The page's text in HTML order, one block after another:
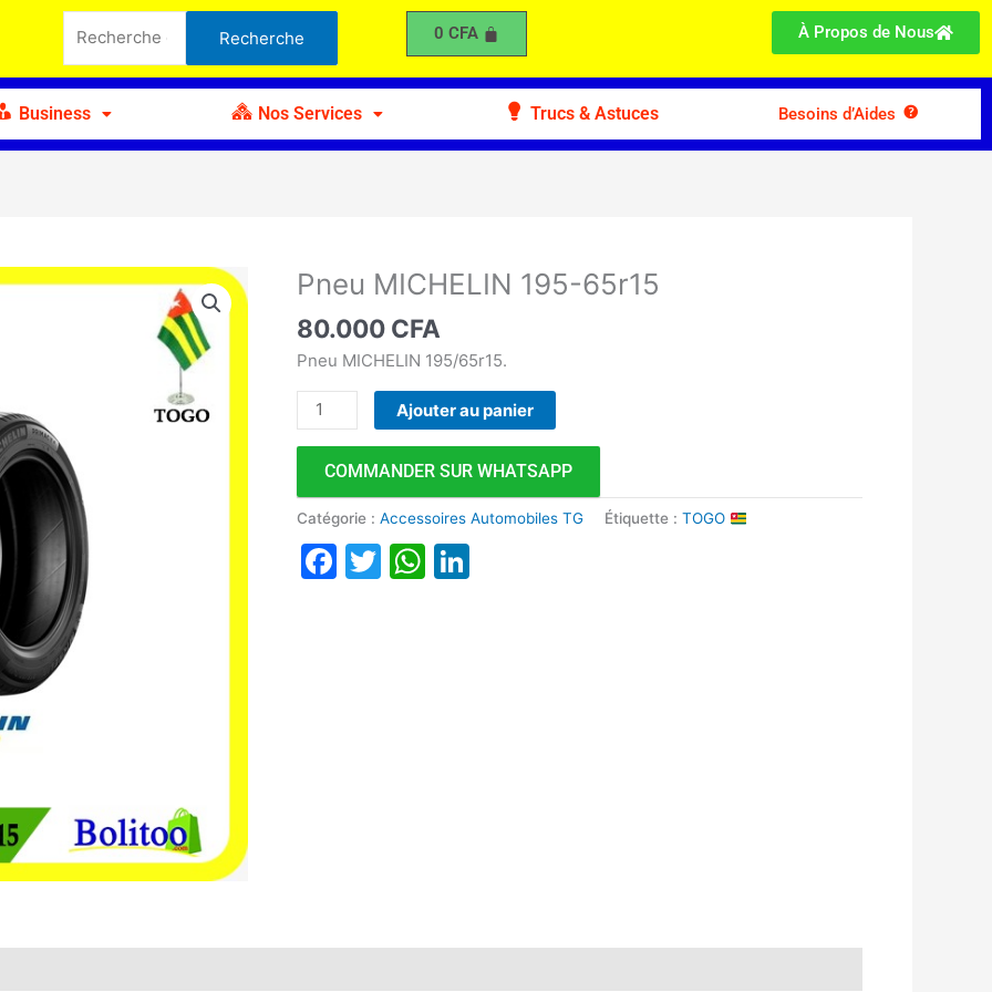
pour :
Recherche 0 CFA À Propos de Nous
Business Nos Services Trucs & Astuces Besoins d’Aides
Pneu MICHELIN 195-65r15
80.000 CFA
Pneu MICHELIN 195/65r15.
quantité
Pneu
MICHELIN
65r15
Ajouter au panier
COMMANDER SUR WHATSAPP
Catégorie :Accessoires Automobiles TG Étiquette :TOGO
Facebook
TwitterWhatsApp
MICHELIN